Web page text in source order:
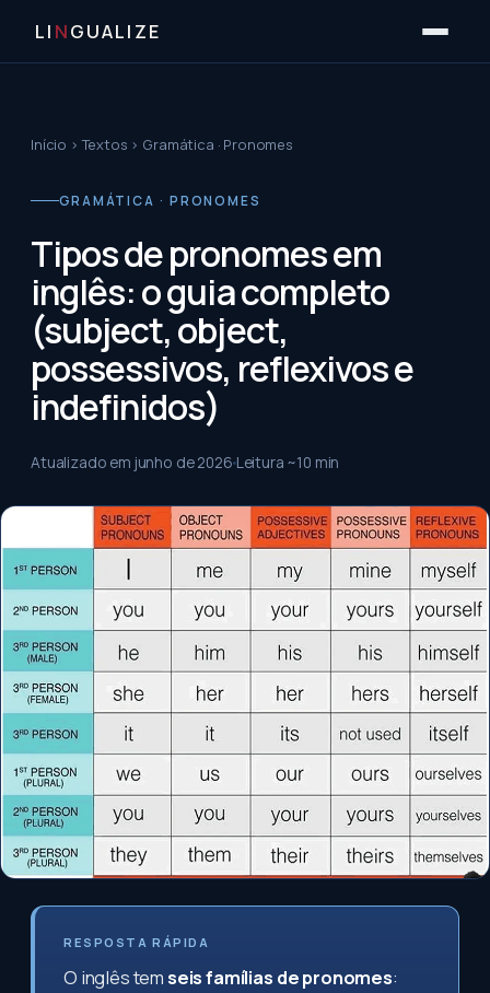
LI NGUALIZE
Início ›Textos › Gramática · Pronomes
GRAMÁTICA · PRONOMES
Tipos de pronomes em
inglês: o guia completo
(subject, object,
possessivos, reflexivos e
indefinidos)
Atualizado em junho de 2026Leitura ~10 min
RESPOSTA RÁPIDA
O inglês temseis famílias de pronomes: